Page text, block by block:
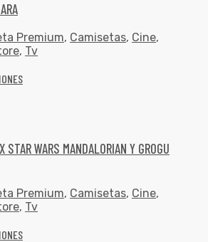
Premium, Camisetas, Cine,
, Tv
STAR WARS MANDALORIAN Y GROGU
Premium, Camisetas, Cine,
, Tv